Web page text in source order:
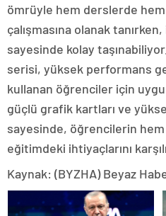
ömrüyle hem derslerde
çalışmasına olanak
sayesinde kolay
serisi, yüksek performans
kullanan öğrenciler için
güçlü grafik kartları ve
sayesinde, öğrencilerin
eğitimdeki ihtiyaçlarını
Kaynak: (BYZHA) Beyaz